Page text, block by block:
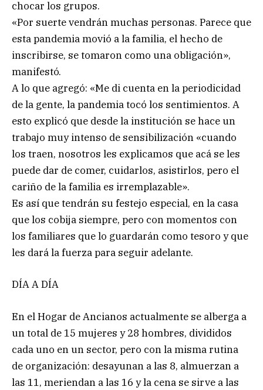
chocar los grupos.
«Por suerte vendrán muchas personas. Parece que
esta pandemia movió a la familia, el hecho de
inscribirse, se tomaron como una obligación»,
manifestó.
A lo que agregó: «Me di cuenta en la periodicidad
de la gente, la pandemia tocó los sentimientos. A
esto explicó que desde la institución se hace un
trabajo muy intenso de sensibilización «cuando
los traen, nosotros les explicamos que acá se les
puede dar de comer, cuidarlos, asistirlos, pero el
cariño de la familia es irremplazable».
Es así que tendrán su festejo especial, en la casa
que los cobija siempre, pero con momentos con
los familiares que lo guardarán como tesoro y que
les dará la fuerza para seguir adelante.
DÍA A DÍA
En el Hogar de Ancianos actualmente se alberga a
un total de 15 mujeres y 28 hombres, divididos
cada uno en un sector, pero con la misma rutina
de organización: desayunan a las 8, almuerzan a
las 11, meriendan a las 16 y la cena se sirve a las